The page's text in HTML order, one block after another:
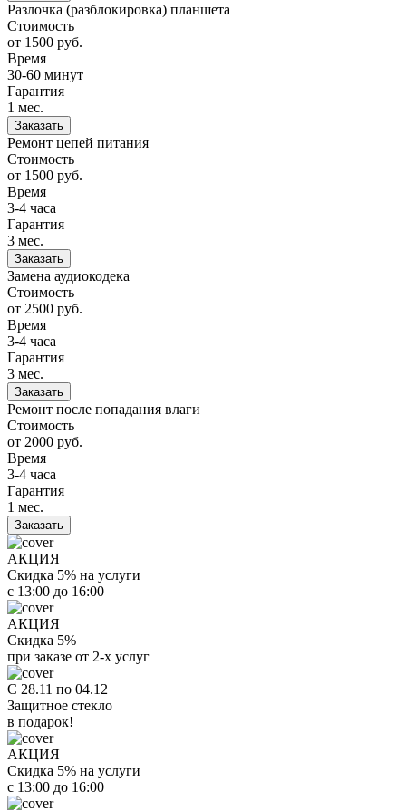
Разлочка (разблокировка) планшета
Стоимость
от 1500 руб.
Время
30-60 минут
Гарантия
1 мес.
Заказать
Ремонт цепей питания
Стоимость
от 1500 руб.
Время
3-4 часа
Гарантия
3 мес.
Заказать
Замена аудиокодека
Стоимость
от 2500 руб.
Время
3-4 часа
Гарантия
3 мес.
Заказать
Ремонт после попадания влаги
Стоимость
от 2000 руб.
Время
3-4 часа
Гарантия
1 мес.
Заказать
АКЦИЯ
Скидка 5% на услуги
с 13:00 до 16:00
АКЦИЯ
Скидка 5%
при заказе от 2-х услуг
С 28.11 по 04.12
Защитное стекло
в подарок!
АКЦИЯ
Скидка 5% на услуги
с 13:00 до 16:00